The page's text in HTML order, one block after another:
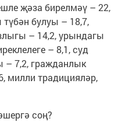
җәза бирелмәү – 22,
булуы – 18,7,
– 14,2, урындагы
– 8,1, суд
7,2, гражданлык
милли традицияләр,
соң?